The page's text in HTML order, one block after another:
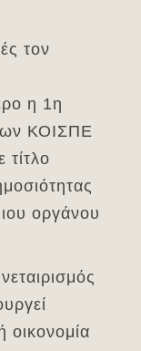
τον
η 1η
ΚΟΙΣΠΕ
τίτλο
οργάνου
οικονομία